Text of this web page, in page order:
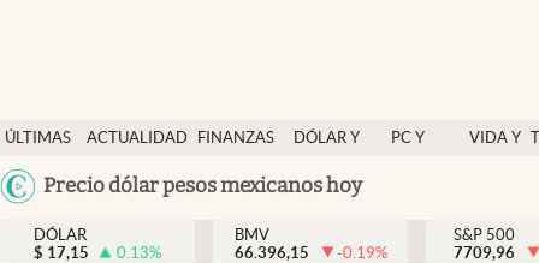
ÚLTIMAS
NOTICIAS
ACTUALIDAD
FINANZAS
DÓLAR Y
PC Y
VIDA Y
México
Precio dólar pesos mexicanos hoy
Actualidad
Finanzas y economía
Dólar y mercados
DÓLAR
$ 17,15 0.13%
BMV
66.396,15
-0.19%
S&P 500
7709,96